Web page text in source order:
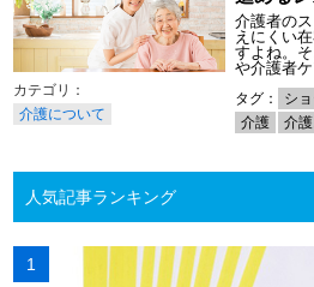
介護について
介護者の
えにくい
すよね。
や介護者
タグ： シ
介護
介
人気記事ランキング